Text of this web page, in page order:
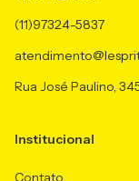
(11)97324-5837
Rua José Paulino,
Institucional
Contato